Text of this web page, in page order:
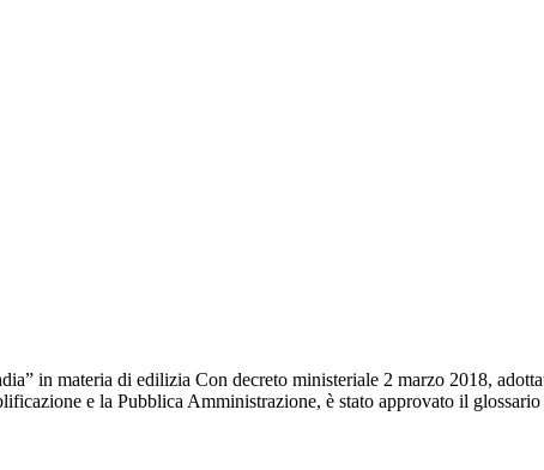
in materia di edilizia Con decreto ministeriale 2 marzo 2018,
e la Pubblica Amministrazione, è stato approvato il